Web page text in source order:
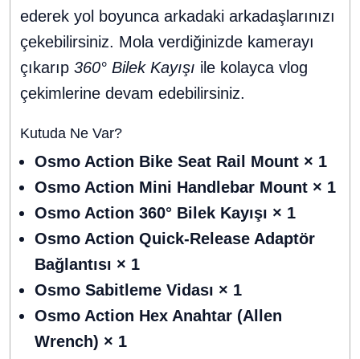
ederek yol boyunca arkadaki arkadaşlarınızı
çekebilirsiniz. Mola verdiğinizde kamerayı
çıkarıp 360° Bilek Kayışı ile kolayca vlog
çekimlerine devam edebilirsiniz.
Kutuda Ne Var?
Osmo Action Bike Seat Rail Mount × 1
Osmo Action Mini Handlebar Mount × 1
Osmo Action 360° Bilek Kayışı × 1
Osmo Action Quick-Release Adaptör
Bağlantısı × 1
Osmo Sabitleme Vidası × 1
Osmo Action Hex Anahtar (Allen
Wrench) × 1